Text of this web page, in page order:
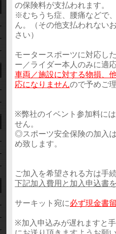
の保険料が支払われます。
※むちうち症、腰痛などで
ん。（その他支払われない
さい）
モータースポーツに対応し
ー／ライダー本人のみに適
車両／施設に対する物損、
応になりませんので予めご
※弊社のイベント参加料に
せん。
◎スポーツ安全保険の加入
め致します。
ご加入を希望される方は手
下記加入費用と加入申込書
サーキット宛に必ず現金書
※加入申込みが遅れますと